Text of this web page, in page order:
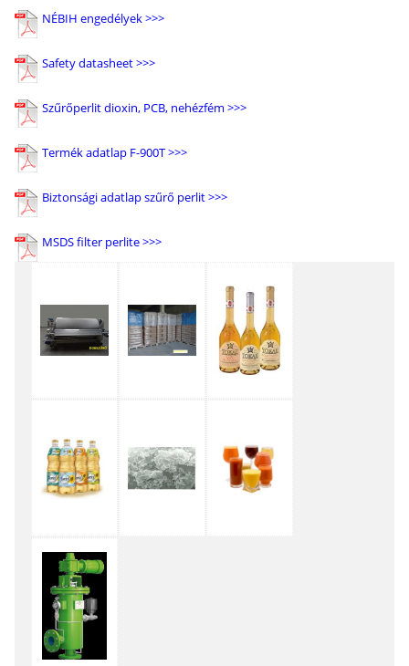
NÉBIH engedélyek >>>
Safety datasheet >>>
Szűrőperlit dioxin, PCB, nehézfém >>>
Termék adatlap F-900T >>>
Biztonsági adatlap szűrő perlit >>>
MSDS filter perlite >>>